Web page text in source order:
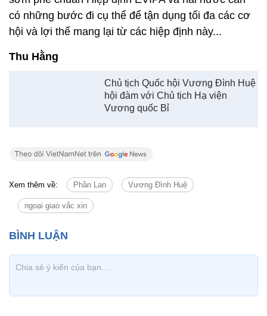
hội đàm với Chủ tịch Hạ viện
Vương quốc Bỉ
Phần Lan Vương Đình Huệ
Tin cùng chuyên mục